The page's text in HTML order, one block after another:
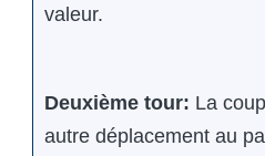
valeur.
Deuxième tour: La
autre déplacement au